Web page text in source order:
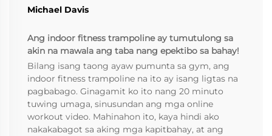
Michael Davis
Ang indoor fitness trampoline ay tumutulong sa
akin na mawala ang taba nang epektibo sa bahay!
Bilang isang taong ayaw pumunta sa gym, ang
indoor fitness trampoline na ito ay isang ligtas na
pagbabago. Ginagamit ko ito nang 20 minuto
tuwing umaga, sinusundan ang mga online
workout video. Mahinahon ito, kaya hindi ako
nakakabagot sa aking mga kapitbahay, at ang